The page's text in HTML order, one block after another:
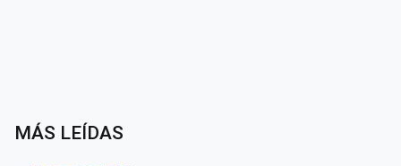
MÁS LEÍDAS